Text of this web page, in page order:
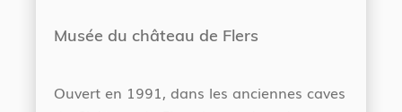
Musée du château de Flers
Ouvert en 1991, dans les anciennes caves